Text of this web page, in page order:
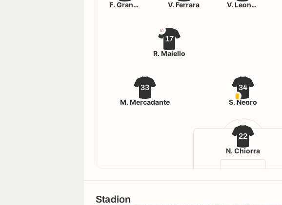
22
N. Chiorra
33
M. Mercadante
34
S. Negro
17
R. Maiello
F. Grandolfo
V. Ferrara
V. Leonetti
Stadion